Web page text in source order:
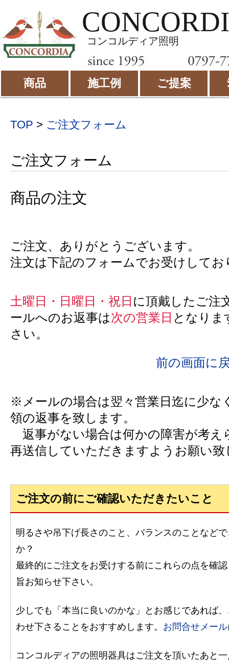
コンコルディア照明
商品 施工例 ご提案
TOP > ご注文フォーム
ご注文フォーム
商品の注文
ご注文、ありがとうございます。
注文は下記のフォームでお受けしてお
土曜日・日曜日・祝日 に頂戴したご注
ールへのお返事は次の営業日 となりま
さい。
前の画面に
※メールの場合は翌々営業日迄に少な
領の返事を致します。
返事がない場合は何かの障害が考え
再送信していただきますようお願い致
ご注文の前にご確認いただきたいこと
明るさや吊下げ長さのこと、バランスのことなど
か？
最終的にご注文をお受けする前にこれらの点を確
旨お知らせ下さい。
少しでも「本当に良いのかな」とお感じであれば
わせ下さることをおすすめします。 お問合せメール
コンコルディアの照明器具はご注文を頂いたあと